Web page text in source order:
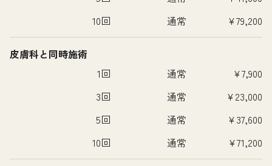
10回
通常 ¥79,200
皮膚科と同時施術
1回
通常
¥7,900
3回
通常
¥23,000
5回
通常
¥37,600
10回
通常 ¥71,200